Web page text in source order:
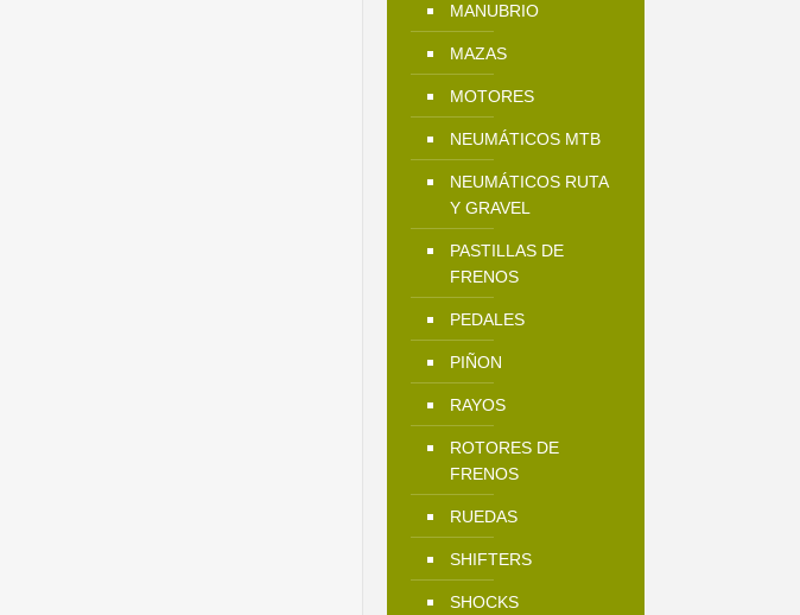
MANUBRIO
MAZAS
MOTORES
NEUMÁTICOS MTB
NEUMÁTICOS RUTA
Y GRAVEL
PASTILLAS DE
FRENOS
PEDALES
PIÑON
RAYOS
ROTORES DE
FRENOS
RUEDAS
SHIFTERS
SHOCKS